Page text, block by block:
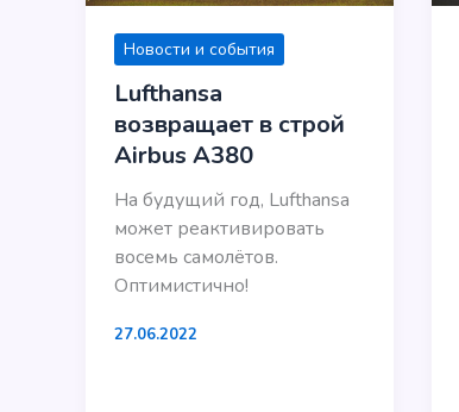
Новости и события
Lufthansa
возвращает в строй
Airbus A380
На будущий год, Lufthansa
может реактивировать
восемь самолётов.
Оптимистично!
27.06.2022